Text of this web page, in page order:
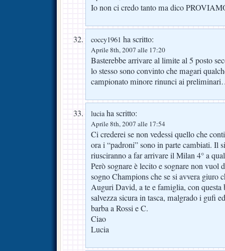
Io non ci credo tanto ma dico
coccy1961 ha scritto:
Aprile 8th, 2007 alle 17:20
Basterebbe arrivare al limite al 5 posto
lo stesso sono convinto che magari
campionato minore rinunci ai
luciaha scritto:
Aprile 8th, 2007 alle 17:54
Ci crederei se non vedessi quello che
ora i “padroni” sono in parte cambiati. Il
riusciranno a far arrivare il Milan 4° a
Però sognare è lecito e sognare non vuol
sogno Champions che se si avvera giuro
Auguri David, a te e famiglia, con questa
salvezza sicura in tasca, malgrado i gufi
barba a Rossi e C.
Ciao
Lucia